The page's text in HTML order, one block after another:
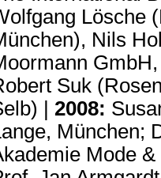
Lösche
Nils
Suk
| 2008:
München;
Mode